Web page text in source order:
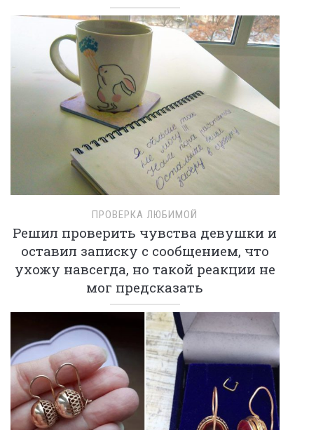
ПРОВЕРКА ЛЮБИМОЙ
Решил проверить чувства девушки и
оставил записку с сообщением, что
ухожу навсегда, но такой реакции не
мог предсказать